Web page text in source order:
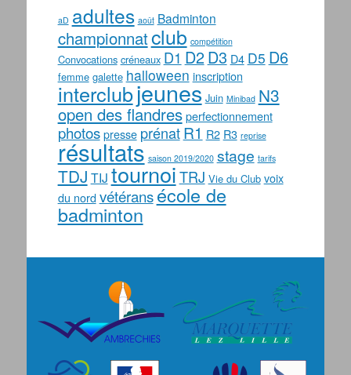
aD adultes août Badminton
championnatclub compétition
Convocations créneaux D1 D2 D3 D4 D5 D6
femme galette halloween inscription
interclubjeunes Juin Minibad N3
open des flandres perfectionnement
photos presse prénat R1 R2 R3 reprise
résultats saison 2019/2020 stage tarifs
TDJ TIJ tournoiTRJ Vie du Club voix
du nord vétéransécole de
badminton